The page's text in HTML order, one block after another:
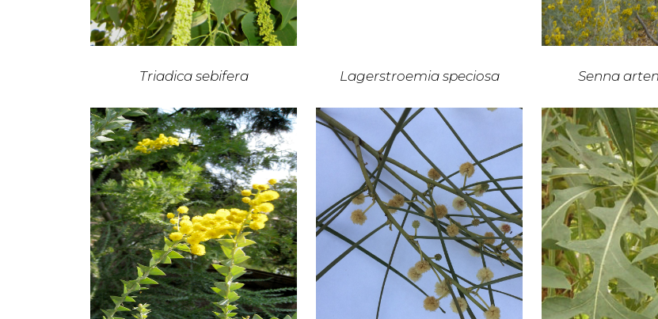
Triadica sebifera Lagerstroemia speciosa Senna